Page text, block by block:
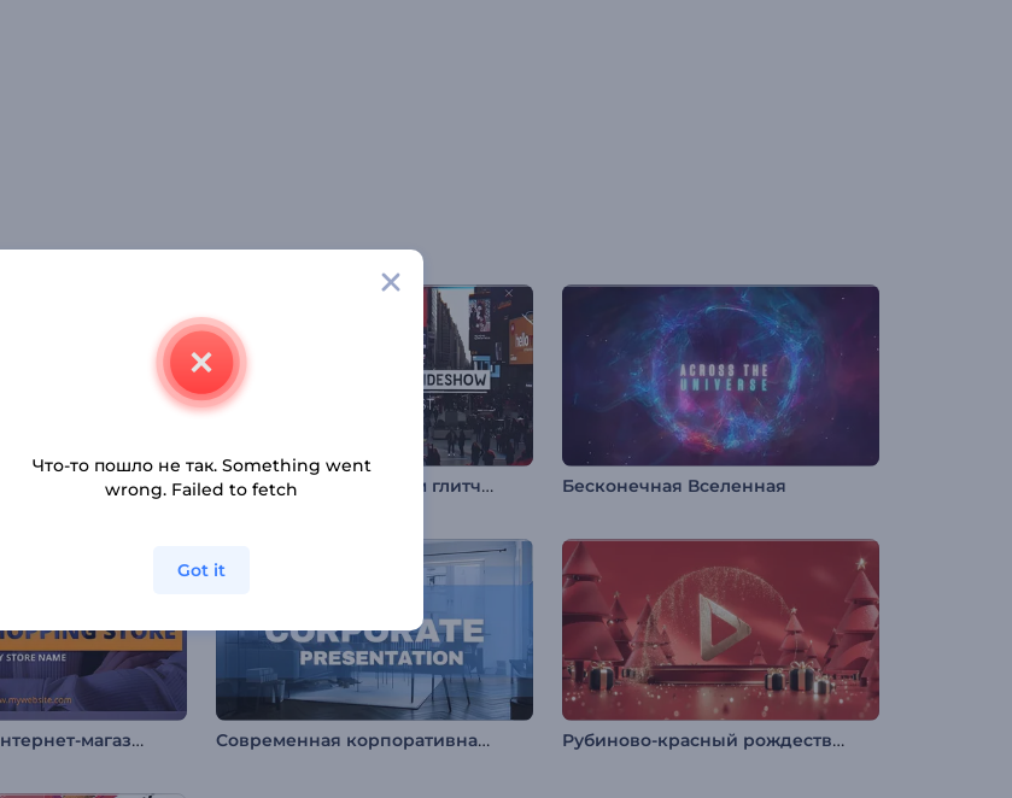
Современная бизнес-презентация Слайд-шоу с эффектом глитч-хром Бесконечная Вселенная
Галерея для интернет-магазина Современная корпоративная презентация Рубиново-красный рождественский логотип
Что-то пошло не так. Something went
wrong. Failed to fetch
Got it